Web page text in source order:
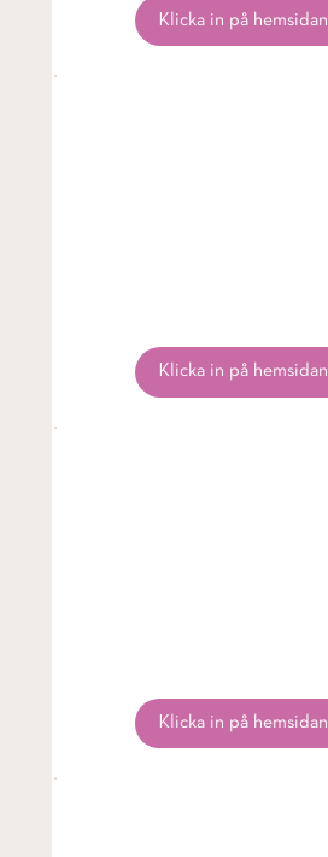
Klicka in på hemsidan
Klicka in på hemsidan
Klicka in på hemsidan